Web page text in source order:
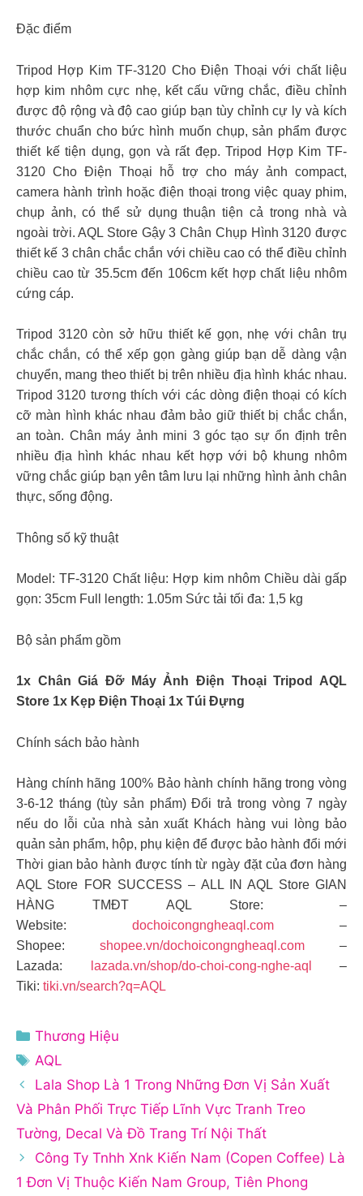
Đặc điểm
Tripod Hợp Kim TF-3120 Cho Điện Thoại với chất liệu
hợp kim nhôm cực nhẹ, kết cấu vững chắc, điều chỉnh
được độ rộng và độ cao giúp bạn tùy chỉnh cự ly và kích
thước chuẩn cho bức hình muốn chụp, sản phẩm được
thiết kế tiện dụng, gọn và rất đẹp. Tripod Hợp Kim TF-
3120 Cho Điện Thoại hỗ trợ cho máy ảnh compact,
camera hành trình hoặc điện thoại trong việc quay phim,
chụp ảnh, có thể sử dụng thuận tiện cả trong nhà và
ngoài trời. AQL Store Gậy 3 Chân Chụp Hình 3120 được
thiết kế 3 chân chắc chắn với chiều cao có thể điều chỉnh
chiều cao từ 35.5cm đến 106cm kết hợp chất liệu nhôm
cứng cáp.
Tripod 3120 còn sở hữu thiết kế gọn, nhẹ với chân trụ
chắc chắn, có thể xếp gọn gàng giúp bạn dễ dàng vận
chuyển, mang theo thiết bị trên nhiều địa hình khác nhau.
Tripod 3120 tương thích với các dòng điện thoại có kích
cỡ màn hình khác nhau đảm bảo giữ thiết bị chắc chắn,
an toàn. Chân máy ảnh mini 3 góc tạo sự ổn định trên
nhiều địa hình khác nhau kết hợp với bộ khung nhôm
vững chắc giúp bạn yên tâm lưu lại những hình ảnh chân
thực, sống động.
Thông số kỹ thuật
Model: TF-3120 Chất liệu: Hợp kim nhôm Chiều dài gấp
gọn: 35cm Full length: 1.05m Sức tải tối đa: 1,5 kg
Bộ sản phẩm gồm
1x Chân Giá Đỡ Máy Ảnh Điện Thoại Tripod AQL
Store 1x Kẹp Điện Thoại 1x Túi Đựng
Chính sách bảo hành
Hàng chính hãng 100% Bảo hành chính hãng trong vòng
3-6-12 tháng (tùy sản phẩm) Đổi trả trong vòng 7 ngày
nếu do lỗi của nhà sản xuất Khách hàng vui lòng bảo
quản sản phẩm, hộp, phụ kiện để được bảo hành đổi mới
Thời gian bảo hành được tính từ ngày đặt của đơn hàng
AQL Store FOR SUCCESS – ALL IN AQL Store GIAN
HÀNG TMĐT AQL Store: –
Website: dochoicongngheaql.com –
Shopee: shopee.vn/dochoicongngheaql.com –
Lazada:
lazada.vn/shop/do-choi-cong-nghe-aql
–
Tiki: tiki.vn/search?q=AQL
Danh
mục
Thương Hiệu
Thẻ
AQL
Lala Shop Là 1 Trong Những Đơn Vị Sản Xuất
Và Phân Phối Trực Tiếp Lĩnh Vực Tranh Treo
Tường, Decal Và Đồ Trang Trí Nội Thất
Công Ty Tnhh Xnk Kiến Nam (Copen Coffee) Là
1 Đơn Vị Thuộc Kiến Nam Group, Tiên Phong